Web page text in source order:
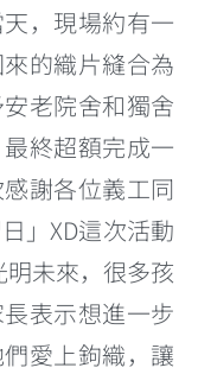
，現場約有一
的織片縫合為
老院舍和獨舍
終超額完成一
謝各位義工同
」XD這次活動
未來，很多孩
表示想進一步
愛上鉤織，讓